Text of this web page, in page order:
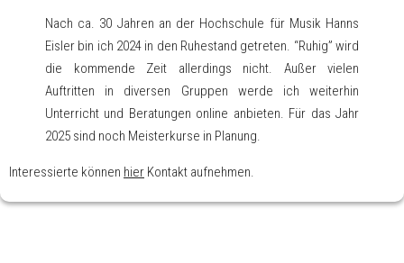
Nach ca. 30 Jahren an der Hochschule für Musik Hanns
Eisler bin ich 2024 in den Ruhestand getreten. “Ruhig” wird
die kommende Zeit allerdings nicht. Außer vielen
Auftritten in diversen Gruppen werde ich weiterhin
Unterricht und Beratungen online anbieten. Für das Jahr
2025 sind noch Meisterkurse in Planung.
Interessierte können hier Kontakt aufnehmen.